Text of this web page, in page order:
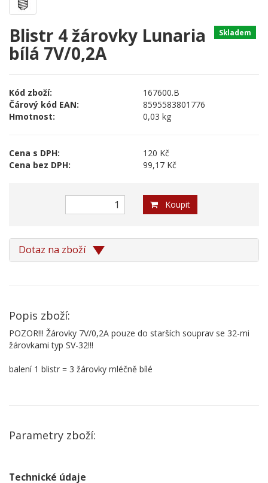
Skladem
Blistr 4 žárovky Lunaria
bílá 7V/0,2A
Kód zboží:
167600.B
Čárový kód EAN:
8595583801776
Hmotnost:
0,03 kg
Cena s DPH:
120 Kč
Cena bez DPH:
99,17 Kč
Koupit
Dotaz na zboží
Popis zboží:
POZOR!!! Žárovky 7V/0,2A pouze do starších souprav se 32-mi
žárovkami typ SV-32!!!
balení 1 blistr = 3 žárovky mléčně bílé
Parametry zboží:
Technické údaje